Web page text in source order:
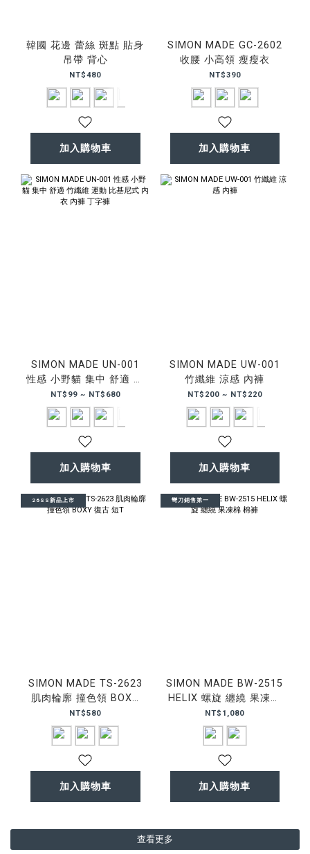
韓國 花邊 蕾絲 斑點 貼身
吊帶 背心
NT$480
加入購物車
SIMON MADE GC-2602
收腰 小高領 瘦瘦衣
NT$390
加入購物車
SIMON MADE UN-001
性感 小野貓 集中 舒適 竹
纖維 運動 比基尼式 內衣
內褲 丁字褲
NT$99 ~ NT$680
加入購物車
SIMON MADE UW-001
竹纖維 涼感 內褲
NT$200 ~ NT$220
加入購物車
26SS新品上市
SIMON MADE TS-2623
肌肉輪廓 撞色領 BOXY
復古 短T
NT$580
加入購物車
彎刀銷售第一
SIMON MADE BW-2515
HELIX 螺旋 纏繞 果凍棉
棉褲
NT$1,080
加入購物車
查看更多